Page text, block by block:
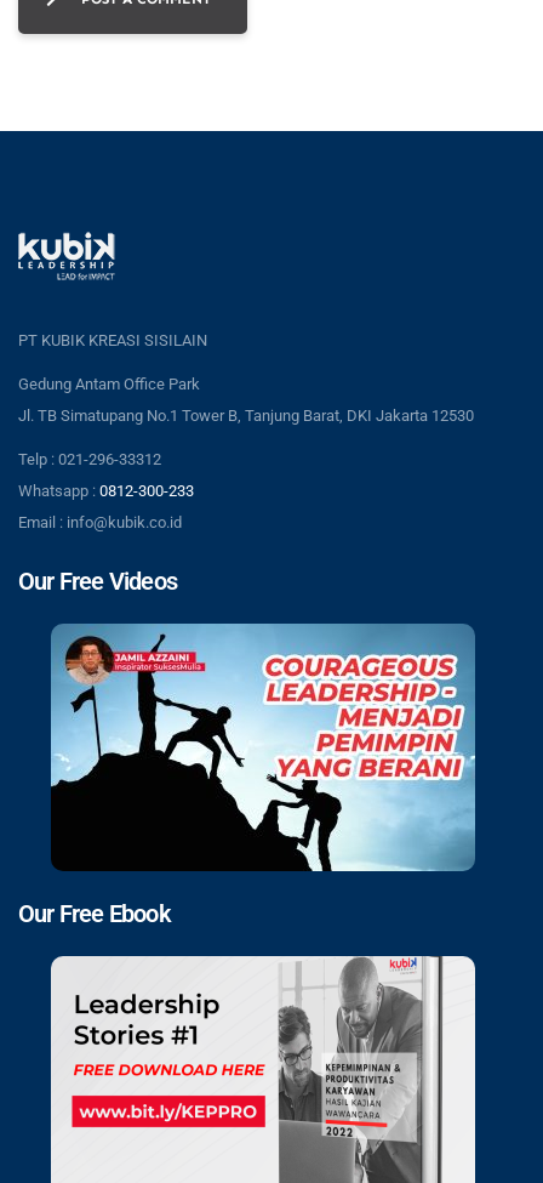
PT KUBIK KREASI SISILAIN
Gedung Antam Office Park
Jl. TB Simatupang No.1 Tower B, Tanjung Barat, DKI Jakarta 12530
Telp : 021-296-33312
Whatsapp : 0812-300-233
Email : info@kubik.co.id
Our Free Videos
Our Free Ebook